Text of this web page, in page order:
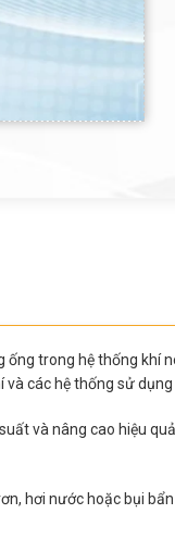
ống trong hệ thống khí
các hệ thống sử dụng
và nâng cao hiệu
hơi nước hoặc bụi